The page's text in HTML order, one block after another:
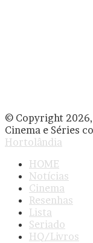
© Copyright
Cinema e Séries
Hortolândia
HOME
Notícias
Cinema
Resenhas
Lista
Seriado
HQ/Livros